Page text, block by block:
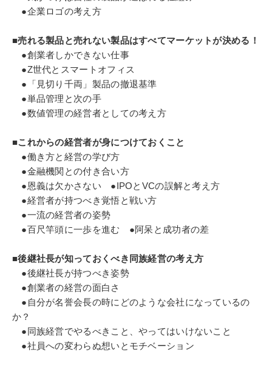
●企業ロゴの考え方
■売れる製品と売れない製品はすべてマーケットが決める！
●創業者しかできない仕事
●Z世代とスマートオフィス
●「見切り千両」製品の撤退基準
●単品管理と次の手
●数値管理の経営者としての考え方
■これからの経営者が身につけておくこと
●働き方と経営の学び方
●金融機関との付き合い方
●恩義は欠かさない ●IPOとVCの誤解と考え方
●経営者が持つべき覚悟と戦い方
●一流の経営者の姿勢
●百尺竿頭に一歩を進む ●阿呆と成功者の差
■後継社長が知っておくべき同族経営の考え方
●後継社長が持つべき姿勢
●創業者の経営の面白さ
●自分が名誉会長の時にどのような会社になっているの
か？
●同族経営でやるべきこと、やってはいけないこと
●社員への変わらぬ想いとモチベーション